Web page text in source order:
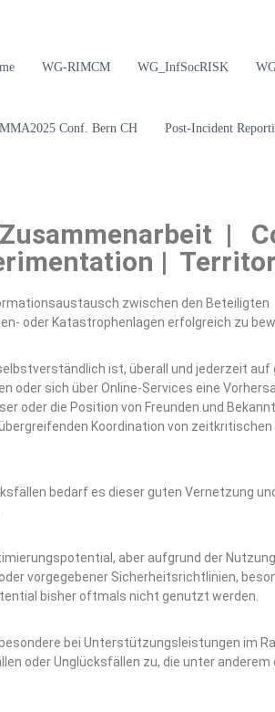
WG-RIMCM WG_InfSocRISK
Conf. Bern CH Post-Incident
|
|
zwischen den Beteiligten
oder Katastrophenlagen erfolgreich zu
ist, überall und jederzeit auf
oder sich über Online-Services eine
oder die Position von Freunden und
Koordination von
bedarf es dieser guten Vernetzung
aber aufgrund der
vorgegebener Sicherheitsrichtlinien,
bisher oftmals nicht genutzt werden.
bei Unterstützungsleistungen im
oder Unglücksfällen zu, die unter anderem